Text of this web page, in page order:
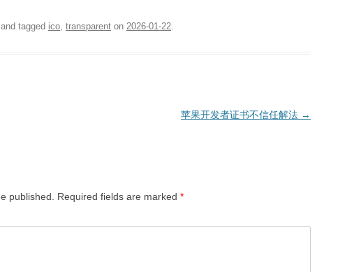
and tagged ico, transparent on 2026-01-22.
苹果开发者证书不信任解法 →
published. Required fields are marked *